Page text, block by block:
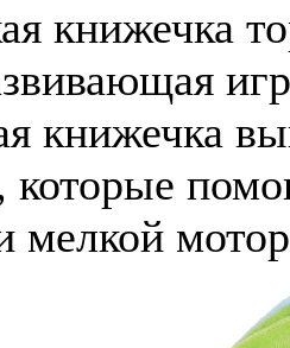
книжечка
книжечка
которые